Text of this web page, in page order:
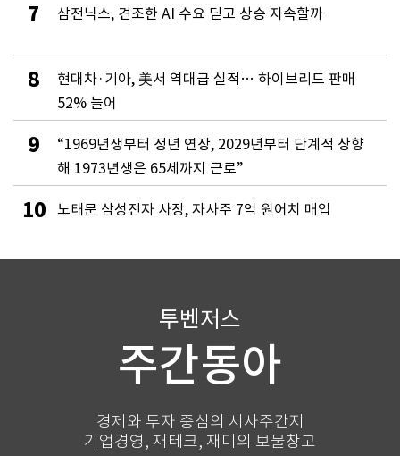
7 삼전닉스, 견조한 AI 수요 딛고 상승 지속할까
8
현대차·기아, 美서 역대급 실적… 하이브리드 판매
52% 늘어
9
“1969년생부터 정년 연장, 2029년부터 단계적 상향
해 1973년생은 65세까지 근로”
10 노태문 삼성전자 사장, 자사주 7억 원어치 매입
투벤저스
주간동아
경제와 투자 중심의 시사주간지
기업경영, 재테크, 재미의 보물창고